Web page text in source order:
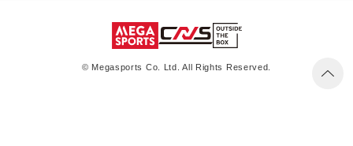
© Megasports Co. Ltd. All Rights Reserved.